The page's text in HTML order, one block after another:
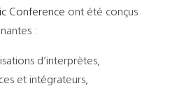
Conference ont été conçus
:
d’interprètes,
et intégrateurs,